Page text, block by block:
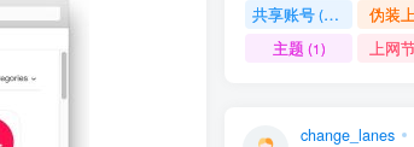
共享账号(11) 伪装
主题 (1) 上网
change_lanes